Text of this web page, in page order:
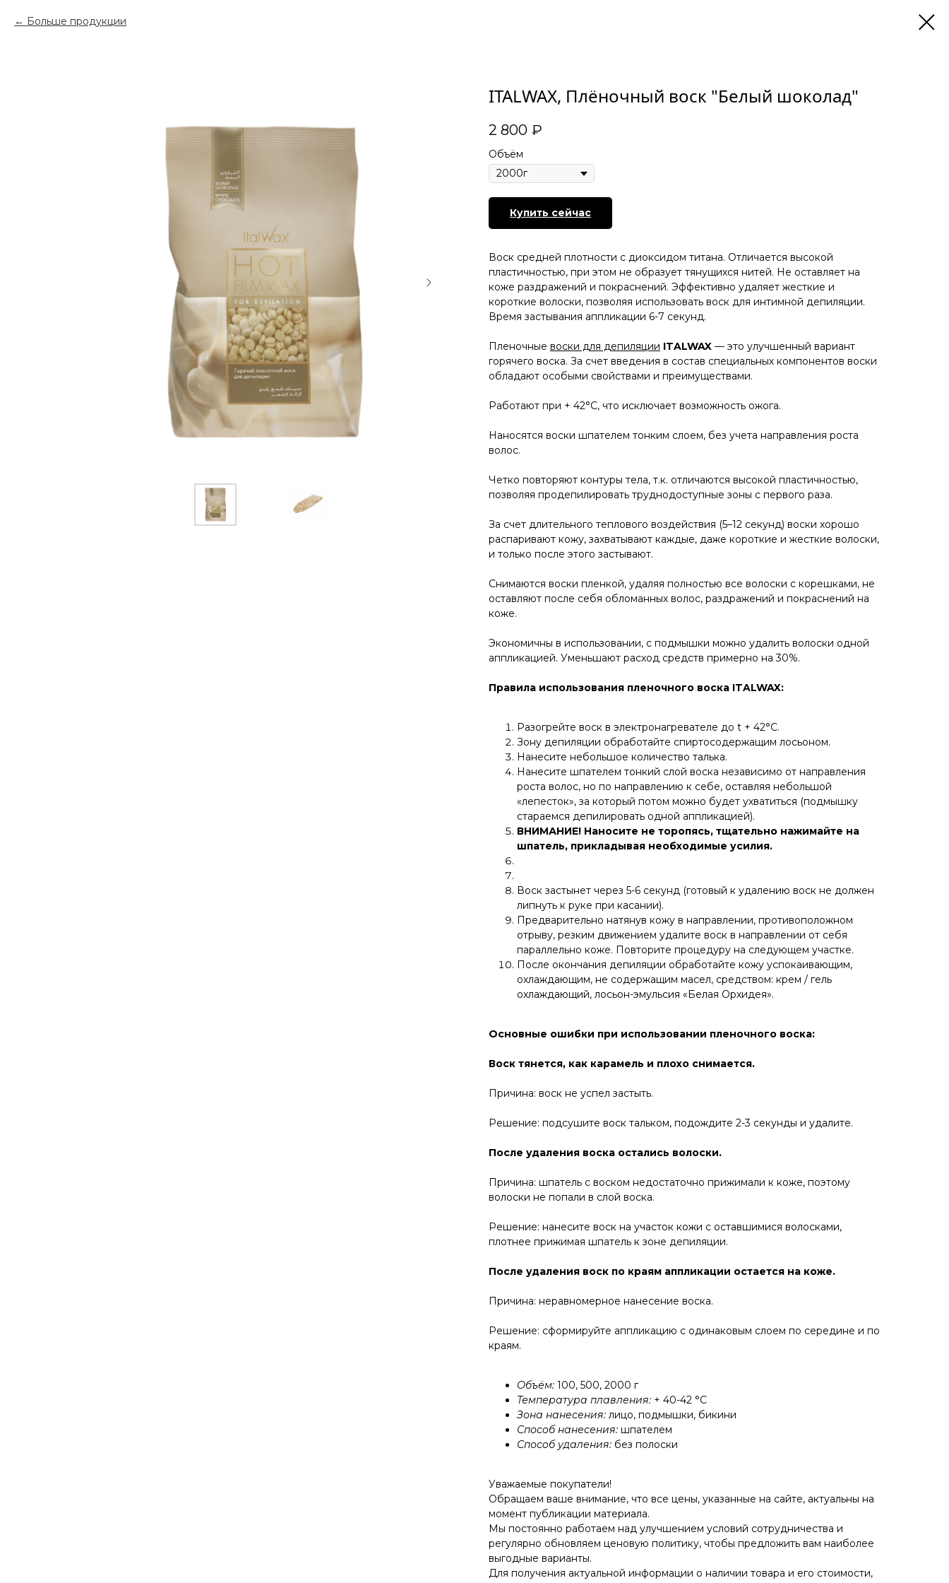
Больше продукции
ITALWAX, Плёночный воск "Белый шоколад"
2 800 ₽
Объём
Купить сейчас
Воск средней плотности с диоксидом титана. Отличается высокой
пластичностью, при этом не образует тянущихся нитей. Не оставляет на
коже раздражений и покраснений. Эффективно удаляет жесткие и
короткие волоски, позволяя использовать воск для интимной депиляции.
Время застывания аппликации 6-7 секунд.
Пленочные воски для депиляции ITALWAX — это улучшенный вариант
горячего воска. За счет введения в состав специальных компонентов воски
обладают особыми свойствами и преимуществами.
Работают при + 42°С, что исключает возможность ожога.
Наносятся воски шпателем тонким слоем, без учета направления роста
волос.
Четко повторяют контуры тела, т.к. отличаются высокой пластичностью,
позволяя продепилировать труднодоступные зоны с первого раза.
За счет длительного теплового воздействия (5–12 секунд) воски хорошо
распаривают кожу, захватывают каждые, даже короткие и жесткие волоски,
и только после этого застывают.
Снимаются воски пленкой, удаляя полностью все волоски с корешками, не
оставляют после себя обломанных волос, раздражений и покраснений на
коже.
Экономичны в использовании, с подмышки можно удалить волоски одной
аппликацией. Уменьшают расход средств примерно на 30%.
Правила использования пленочного воска ITALWAX:
Разогрейте воск в электронагревателе до t + 42°С.
Зону депиляции обработайте спиртосодержащим лосьоном.
Нанесите небольшое количество талька.
Нанесите шпателем тонкий слой воска независимо от направления
роста волос, но по направлению к себе, оставляя небольшой
«лепесток», за который потом можно будет ухватиться (подмышку
стараемся депилировать одной аппликацией).
ВНИМАНИЕ! Наносите не торопясь, тщательно нажимайте на
шпатель, прикладывая необходимые усилия.
Воск застынет через 5-6 секунд (готовый к удалению воск не должен
липнуть к руке при касании).
Предварительно натянув кожу в направлении, противоположном
отрыву, резким движением удалите воск в направлении от себя
параллельно коже. Повторите процедуру на следующем участке.
После окончания депиляции обработайте кожу успокаивающим,
охлаждающим, не содержащим масел, средством: крем / гель
охлаждающий, лосьон-эмульсия «Белая Орхидея».
Основные ошибки при использовании пленочного воска:
Воск тянется, как карамель и плохо снимается.
Причина: воск не успел застыть.
Решение: подсушите воск тальком, подождите 2-3 секунды и удалите.
После удаления воска остались волоски.
Причина: шпатель с воском недостаточно прижимали к коже, поэтому
волоски не попали в слой воска.
Решение: нанесите воск на участок кожи с оставшимися волосками,
плотнее прижимая шпатель к зоне депиляции.
После удаления воск по краям аппликации остается на коже.
Причина: неравномерное нанесение воска.
Решение: сформируйте аппликацию с одинаковым слоем по середине и по
краям.
Объём: 100, 500, 2000 г
Температура плавления: + 40-42 °С
Зона нанесения: лицо, подмышки, бикини
Способ нанесения: шпателем
Способ удаления: без полоски
Уважаемые покупатели!
Обращаем ваше внимание, что все цены, указанные на сайте, актуальны на
момент публикации материала.
Мы постоянно работаем над улучшением условий сотрудничества и
регулярно обновляем ценовую политику, чтобы предложить вам наиболее
выгодные варианты.
Для получения актуальной информации о наличии товара и его стоимости,